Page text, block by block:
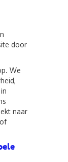
door
We
naar